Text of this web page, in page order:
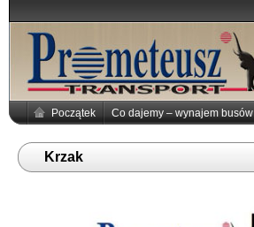
Początek Co dajemy – wynajem busów
Krzak